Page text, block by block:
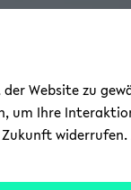
Website zu
um Ihre
widerrufen.